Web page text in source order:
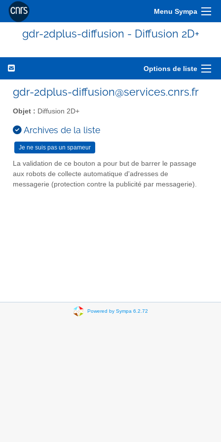
Menu Sympa
gdr-2dplus-diffusion - Diffusion 2D+
Options de liste
gdr-2dplus-diffusion@services.cnrs.fr
Objet : Diffusion 2D+
Archives de la liste
La validation de ce bouton a pour but de barrer le passage
aux robots de collecte automatique d'adresses de
messagerie (protection contre la publicité par messagerie).
Powered by Sympa 6.2.72